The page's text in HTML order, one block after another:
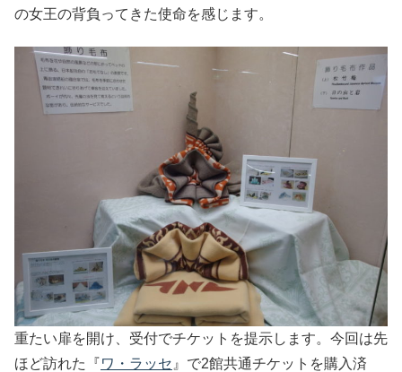
の女王の背負ってきた使命を感じます。
重たい扉を開け、受付でチケットを提示します。今回は先
ほど訪れた『ワ・ラッセ 』で2館共通チケットを購入済